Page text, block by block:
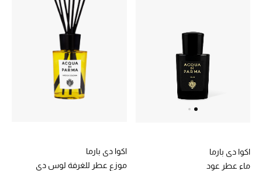
اكوا دي بارما
ماء عطر عود
اكوا دي بارما
موزع عطر للغرفة لوس دي